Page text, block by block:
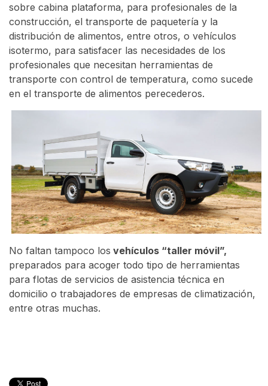
sobre cabina plataforma, para profesionales de la
construcción, el transporte de paquetería y la
distribución de alimentos, entre otros, o vehículos
isotermo, para satisfacer las necesidades de los
profesionales que necesitan herramientas de
transporte con control de temperatura, como sucede
en el transporte de alimentos perecederos.
No faltan tampoco los vehículos “taller móvil”,
preparados para acoger todo tipo de herramientas
para flotas de servicios de asistencia técnica en
domicilio o trabajadores de empresas de climatización,
entre otras muchas.